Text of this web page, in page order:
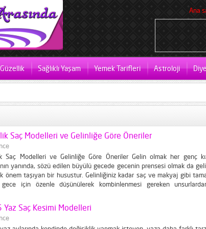
Ana
Güzellik Sağlıklı Yaşam Yemek Tarifleri Astroloji
Saç Modelleri ve Gelinliğe Göre Öneriler
Saç Modelleri ve Gelinliğe Göre Öneriler Gelin olmak her genç
yanında, sözü edilen büyülü gecede gecenin prensesi olmak da
önem taşıyan bir husustur. Gelinliğiniz kadar saç ve makyaj gibi
için özenle düşünülerek kombinlenmesi gereken
Saç Kesimi Modelleri